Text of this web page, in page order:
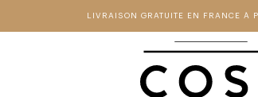
LIVRAISON GRATUITE EN FRANCE À